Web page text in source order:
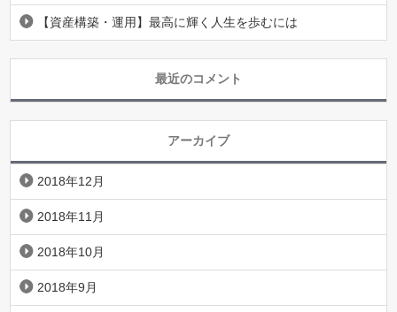
【資産構築・運用】最高に輝く人生を歩むには
最近のコメント
アーカイブ
2018年12月
2018年11月
2018年10月
2018年9月